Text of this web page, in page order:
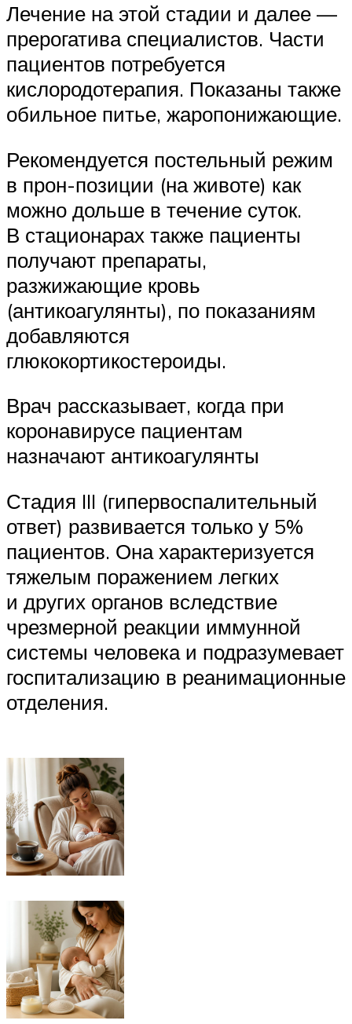
Лечение на этой стадии и далее —
прерогатива специалистов. Части
пациентов потребуется
кислородотерапия. Показаны также
обильное питье, жаропонижающие.
Рекомендуется постельный режим
в прон-позиции (на животе) как
можно дольше в течение суток.
В стационарах также пациенты
получают препараты,
разжижающие кровь
(антикоагулянты), по показаниям
добавляются
глюкокортикостероиды.
Врач рассказывает, когда при
коронавирусе пациентам
назначают антикоагулянты
Стадия III (гипервоспалительный
ответ) развивается только у 5%
пациентов. Она характеризуется
тяжелым поражением легких
и других органов вследствие
чрезмерной реакции иммунной
системы человека и подразумевает
госпитализацию в реанимационные
отделения.